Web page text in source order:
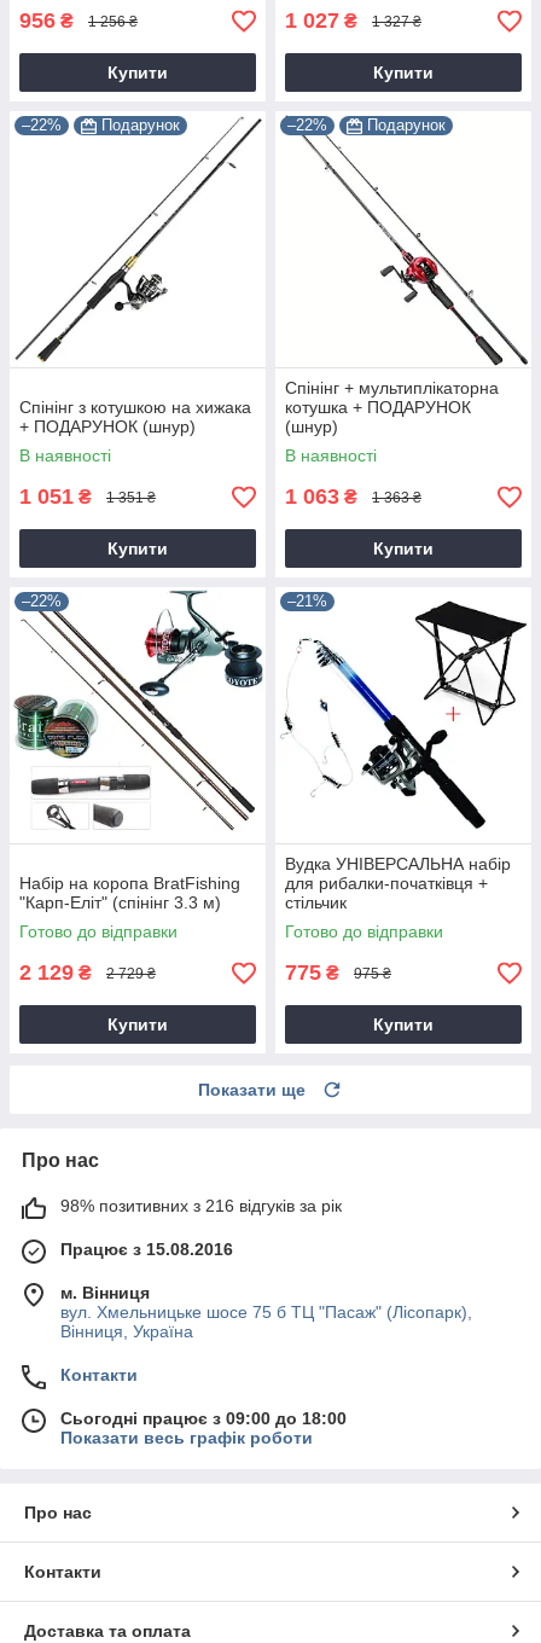
956 ₴ 1 256 ₴
Купити
1 027 ₴ 1 327 ₴
Купити
–22% Подарунок
Спінінг з котушкою на хижака
+ ПОДАРУНОК (шнур)
В наявності
1 051 ₴ 1 351 ₴
Купити
–22% Подарунок
Спінінг + мультиплікаторна
котушка + ПОДАРУНОК
(шнур)
В наявності
1 063 ₴ 1 363 ₴
Купити
–22%
Набір на коропа BratFishing
"Карп-Еліт" (спінінг 3.3 м)
Готово до відправки
2 129 ₴ 2 729 ₴
Купити
–21%
Вудка УНІВЕРСАЛЬНА набір
для рибалки-початківця +
стільчик
Готово до відправки
775 ₴ 975 ₴
Купити
Показати ще
Про нас
98% позитивних з 216 відгуків за рік
Працює з 15.08.2016
м. Вінниця
вул. Хмельницьке шосе 75 б ТЦ "Пасаж" (Лісопарк),
Вінниця, Україна
Контакти
Сьогодні працює з 09:00 до 18:00
Показати весь графік роботи
Про нас
Контакти
Доставка та оплата